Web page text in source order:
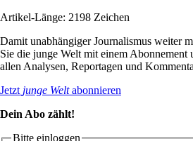
Artikel-Länge: 2198 Zeichen
Damit unabhängiger Journalismus weiter
Sie die junge Welt mit einem Abonnement
allen Analysen, Reportagen und
Jetzt junge Weltabonnieren
Dein Abo zählt!
Bitte einloggen